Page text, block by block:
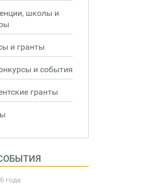
школы и
и гранты
и события
гранты
года